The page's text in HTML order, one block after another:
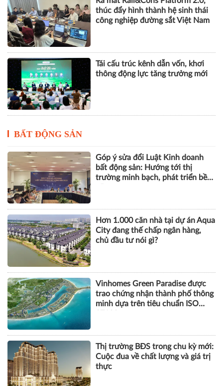
thúc đẩy hình thành hệ sinh thái
công nghiệp đường sắt Việt Nam
Tái cấu trúc kênh dẫn vốn, khơi
thông động lực tăng trưởng mới
BẤT ĐỘNG SẢN
Góp ý sửa đổi Luật Kinh doanh
bất động sản: Hướng tới thị
trường minh bạch, phát triển bền
Hơn 1.000 căn nhà tại dự án Aqua
City đang thế chấp ngân hàng,
chủ đầu tư nói gì?
Vinhomes Green Paradise được
trao chứng nhận thành phố thông
minh dựa trên tiêu chuẩn ISO
Thị trường BĐS trong chu kỳ mới:
Cuộc đua về chất lượng và giá trị
thực